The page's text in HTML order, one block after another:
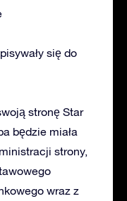
się do
stronę Star
będzie miała
strony,
wraz z